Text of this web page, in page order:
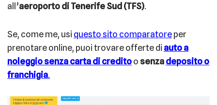
all’aeroporto di Tenerife Sud (TFS).
Se, come me, usi questo sito comparatoreper
prenotare online, puoi trovare offerte di auto a
noleggio senza carta di creditoo senzadeposito o
franchigia.